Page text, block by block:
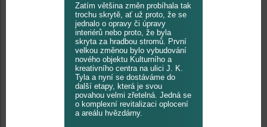
Zatím většina změn probíhala tak
trochu skrytě, ať už proto, že se
jednalo o opravy či úpravy
interiérů nebo proto, že byla
skryta za hradbou stromů. První
velkou změnou bylo vybudování
nového objektu Kulturního a
kreativního centra na ulici J. K.
Tyla a nyní se dostáváme do
další etapy, která je svou
povahou velmi zřetelná. Jedná se
o komplexní revitalizaci oplocení
a areálu hvězdárny.